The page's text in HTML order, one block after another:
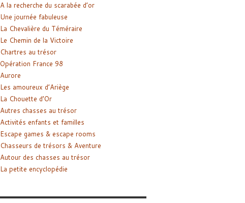
A la recherche du scarabée d’or
Une journée fabuleuse
La Chevalière du Téméraire
Le Chemin de la Victoire
Chartres au trésor
Opération France 98
Aurore
Les amoureux d’Ariège
La Chouette d’Or
Autres chasses au trésor
Activités enfants et familles
Escape games & escape rooms
Chasseurs de trésors & Aventure
Autour des chasses au trésor
La petite encyclopédie